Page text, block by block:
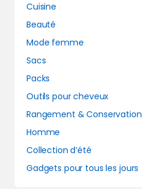
Cuisine
Beauté
Mode femme
Sacs
Packs
Outils pour cheveux
Rangement & Conservation
Homme
Collection d’été
Gadgets pour tous les jours